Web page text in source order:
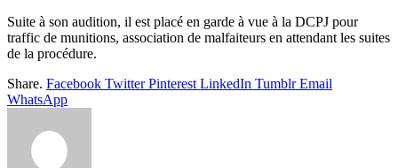
Suite à son audition, il est placé en garde à vue à la DCPJ pour
traffic de munitions, association de malfaiteurs en attendant les suites
de la procédure.
Share. Facebook Twitter Pinterest LinkedIn Tumblr Email
WhatsApp